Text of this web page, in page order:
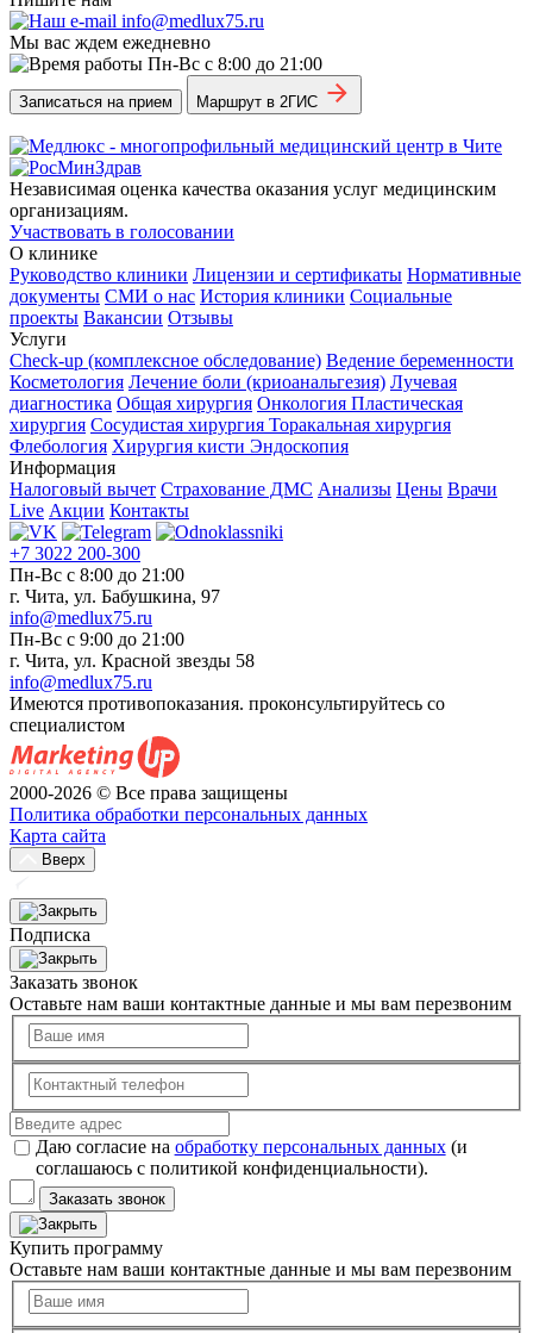
info@medlux75.ru
Мы вас ждем ежедневно
Пн-Вс с 8:00 до 21:00
Записаться на прием Маршрут в 2ГИС
Независимая оценка качества оказания услуг медицинским
организациям.
Участвовать в голосовании
О клинике
Руководство клиники Лицензии и сертификаты Нормативные
документы СМИ о нас История клиники Социальные
проекты Вакансии Отзывы
Услуги
Check-up (комплексное обследование) Ведение беременности
Косметология Лечение боли (криоанальгезия) Лучевая
диагностика Общая хирургия Онкология Пластическая
хирургия Сосудистая хирургия Торакальная хирургия
Флебология Хирургия кисти Эндоскопия
Информация
Налоговый вычет Страхование ДМС Анализы Цены Врачи
Live Акции Контакты
+7 3022 200-300
Пн-Вс с 8:00 до 21:00
г. Чита, ул. Бабушкина, 97
info@medlux75.ru
Пн-Вс с 9:00 до 21:00
г. Чита, ул. Красной звезды 58
info@medlux75.ru
Имеются противопоказания. проконсультируйтесь со
специалистом
2000-2026 © Все права защищены
Политика обработки персональных данных
Карта сайта
Вверх
Подписка
Заказать звонок
Оставьте нам ваши контактные данные и мы вам перезвоним
Даю согласие на обработку персональных данных(и
соглашаюсь с политикой конфиденциальности).
Заказать звонок
Купить программу
Оставьте нам ваши контактные данные и мы вам перезвоним